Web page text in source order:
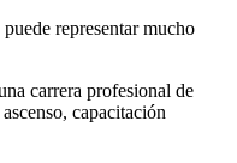
representar mucho
carrera profesional de
capacitación